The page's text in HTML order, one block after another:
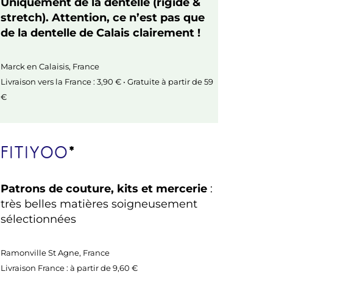
stretch). Attention, ce n’est pas que
de la dentelle de Calais clairement !
Marck en Calaisis, France
Livraison vers la France : 3,90 € • Gratuite à partir de 59
€
FITIYOO*
Patrons de couture, kits et mercerie :
très belles matières soigneusement
sélectionnées
Ramonville St Agne, France
Livraison France : à partir de 9,60 €